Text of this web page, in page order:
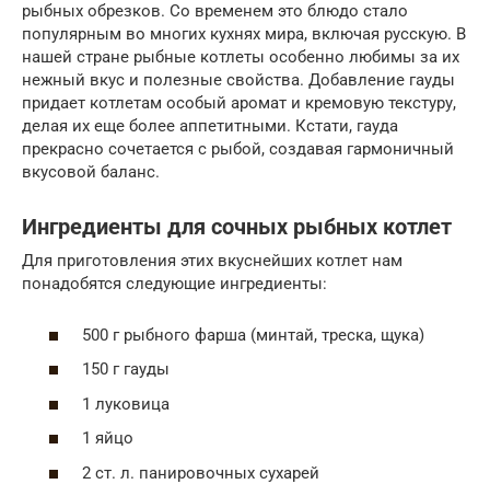
рыбных обрезков. Со временем это блюдо стало
популярным во многих кухнях мира, включая русскую. В
нашей стране рыбные котлеты особенно любимы за их
нежный вкус и полезные свойства. Добавление гауды
придает котлетам особый аромат и кремовую текстуру,
делая их еще более аппетитными. Кстати, гауда
прекрасно сочетается с рыбой, создавая гармоничный
вкусовой баланс.
Ингредиенты для сочных рыбных котлет
Для приготовления этих вкуснейших котлет нам
понадобятся следующие ингредиенты:
500 г рыбного фарша (минтай, треска, щука)
150 г гауды
1 луковица
1 яйцо
2 ст. л. панировочных сухарей